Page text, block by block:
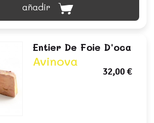
añadir
Entier De Foie D'oca
Avinova
32,00 €